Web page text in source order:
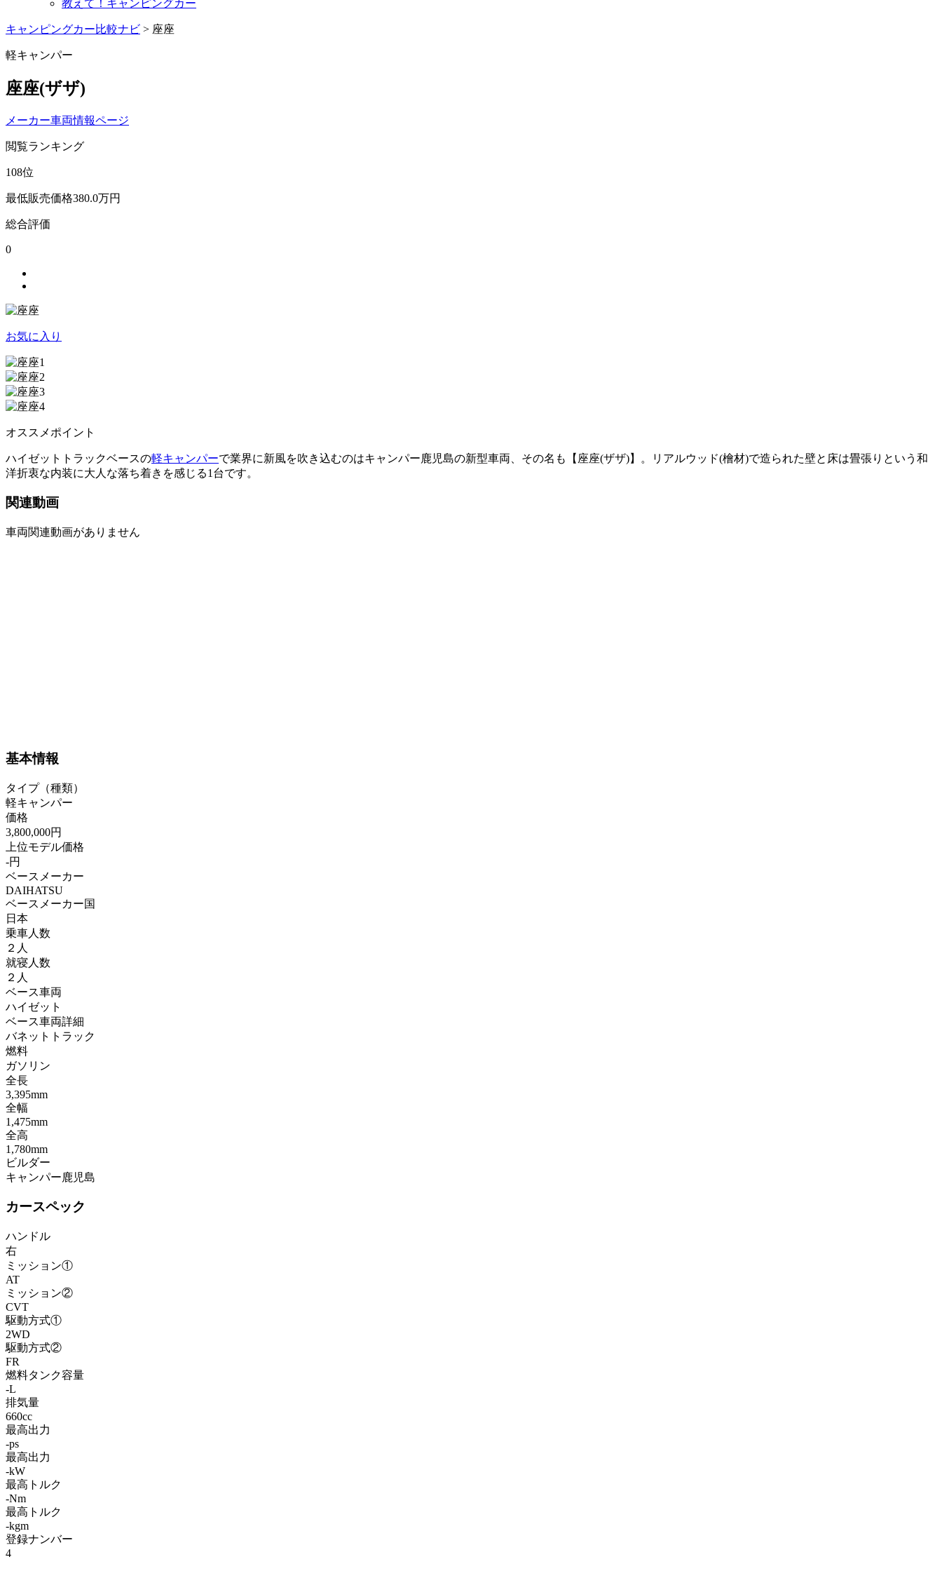
教えて！キャンピングカー
キャンピングカー比較ナビ > 座座
軽キャンパー
座座(ザザ)
メーカー車両情報ページ
閲覧ランキング
108位
最低販売価格380.0万円
総合評価
0
お気に入り
オススメポイント
ハイゼットトラックベースの軽キャンパーで業界に新風を吹き込むのはキャンパー鹿児島の新型車両、その名も【座座(ザザ)】。リアルウッド(檜材)で造られた壁と床は畳張りという和
洋折衷な内装に大人な落ち着きを感じる1台です。
関連動画
車両関連動画がありません
基本情報
タイプ（種類）
軽キャンパー
価格
3,800,000円
上位モデル価格
-円
ベースメーカー
DAIHATSU
ベースメーカー国
日本
乗車人数
２人
就寝人数
２人
ベース車両
ハイゼット
ベース車両詳細
バネットトラック
燃料
ガソリン
全長
3,395mm
全幅
1,475mm
全高
1,780mm
ビルダー
キャンパー鹿児島
カースペック
ハンドル
右
ミッション①
AT
ミッション②
CVT
駆動方式①
2WD
駆動方式②
FR
燃料タンク容量
-L
排気量
660cc
最高出力
-ps
最高出力
-kW
最高トルク
-Nm
最高トルク
-kgm
登録ナンバー
4